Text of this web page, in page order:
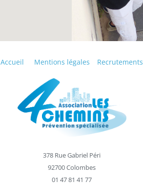
Accueil Mentions légales Recrutements
378 Rue Gabriel Péri
92700 Colombes
01 47 81 41 77